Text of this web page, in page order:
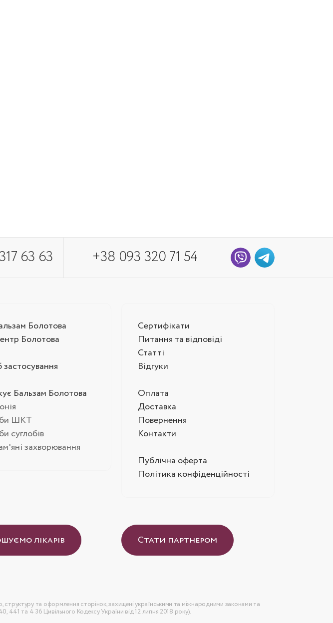
63 63 +38 093 320 71 54
Болотова
Болотова
застосування
Бальзам Болотова
ШКТ
суглобів
захворювання
лікарів
Сертифікати
Питання та відповіді
Статті
Відгуки
Оплата
Доставка
Повернення
Контакти
Публічна оферта
Політика конфіденційності
Стати партнером
та оформлення сторінок, захищені українськими та міжнародними законами та
441 та 4 36 Цивільного Кодексу України від 12 липня 2018 року).